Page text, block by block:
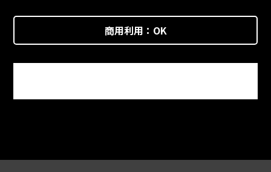
商用利用： OK